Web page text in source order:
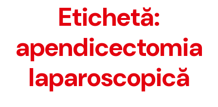
Etichetă:
apendicectomia
laparoscopică